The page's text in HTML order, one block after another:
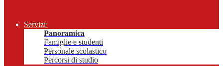
Servizi
Panoramica
Famiglie e studenti
Personale scolastico
Percorsi di studio